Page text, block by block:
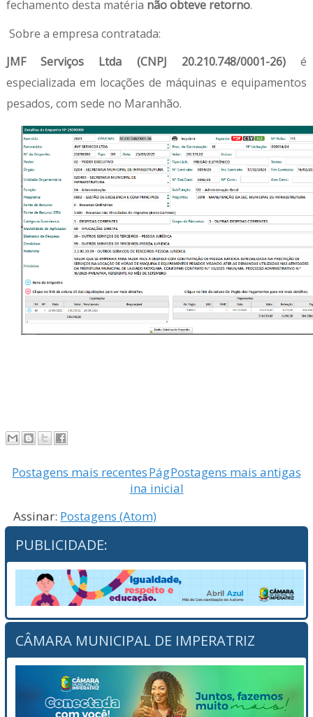
fechamento desta matéria não obteve retorno.
Sobre a empresa contratada:
JMF Serviços Ltda (CNPJ 20.210.748/0001-26)é
especializada em locações de máquinas e equipamentos
pesados, com sede no Maranhão.
Postagens mais recentes Postagens mais antigas
Pág
ina inicial
Assinar: Postagens (Atom)
PUBLICIDADE:
CÂMARA MUNICIPAL DE IMPERATRIZ